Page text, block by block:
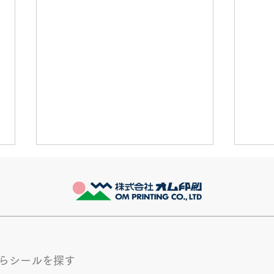
このブログで、きなこの話を書く
のかって？ それは、きなこがま
こ(ニックネーム)は、漢字がちょ
ます
シールを探す